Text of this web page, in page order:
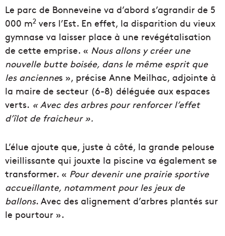
Le parc de Bonneveine va d’abord s’agrandir de 5
000 m2 vers l’Est. En effet, la disparition du vieux
gymnase va laisser place à une revégétalisation
de cette emprise. « Nous allons y créer une
nouvelle butte boisée, dans le même esprit que
les anciennes », précise Anne Meilhac, adjointe à
la maire de secteur (6-8) déléguée aux espaces
verts. « Avec des arbres pour renforcer l’effet
d’îlot de fraicheur ».
L’élue ajoute que, juste à côté, la grande pelouse
vieillissante qui jouxte la piscine va également se
transformer. « Pour devenir une prairie sportive
accueillante, notamment pour les jeux de
ballons. Avec des alignement d’arbres plantés sur
le pourtour ».